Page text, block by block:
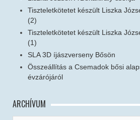
Tiszteletkötetet készült Liszka
(2)
Tiszteletkötetet készült Liszka
(1)
SLA 3D íjászverseny Bősön
Összeállítás a Csemadok bősi
évzárójáról
ARCHÍVUM